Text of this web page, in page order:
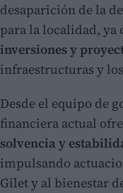
desaparición de la
para la localidad, ya
inversiones y
infraestructuras y
Desde el equipo de
financiera actual
solvencia y
impulsando
Gilet y al bienestar